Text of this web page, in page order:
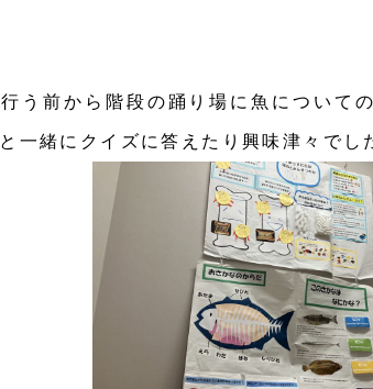
う前から階段の踊り場に魚について
一緒にクイズに答えたり興味津々でし